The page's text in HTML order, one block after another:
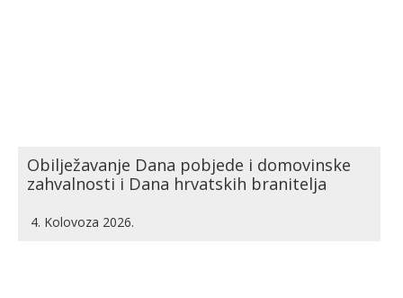
Obilježavanje Dana pobjede i domovinske
zahvalnosti i Dana hrvatskih branitelja
4. Kolovoza 2026.